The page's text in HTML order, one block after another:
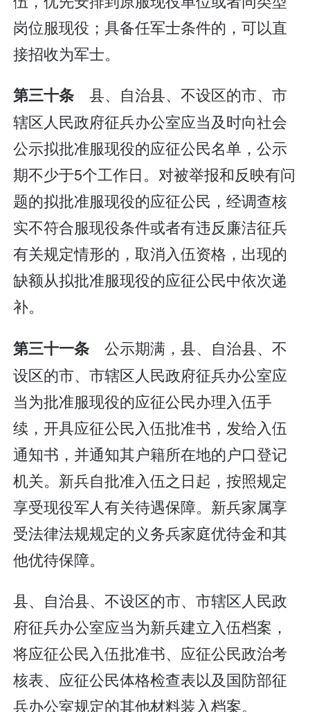
岗位服现役；具备任军士条件的，可以直
接招收为军士。
第三十条 县、自治县、不设区的市、市
辖区人民政府征兵办公室应当及时向社会
公示拟批准服现役的应征公民名单，公示
期不少于5个工作日。对被举报和反映有问
题的拟批准服现役的应征公民，经调查核
实不符合服现役条件或者有违反廉洁征兵
有关规定情形的，取消入伍资格，出现的
缺额从拟批准服现役的应征公民中依次递
补。
第三十一条 公示期满，县、自治县、不
设区的市、市辖区人民政府征兵办公室应
当为批准服现役的应征公民办理入伍手
续，开具应征公民入伍批准书，发给入伍
通知书，并通知其户籍所在地的户口登记
机关。新兵自批准入伍之日起，按照规定
享受现役军人有关待遇保障。新兵家属享
受法律法规规定的义务兵家庭优待金和其
他优待保障。
县、自治县、不设区的市、市辖区人民政
府征兵办公室应当为新兵建立入伍档案，
将应征公民入伍批准书、应征公民政治考
核表、应征公民体格检查表以及国防部征
兵办公室规定的其他材料装入档案。